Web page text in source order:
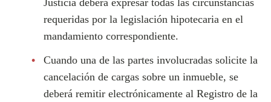
Justicia deberá expresar todas las circunstancias
requeridas por la legislación hipotecaria en el
mandamiento correspondiente.
Cuando una de las partes involucradas solicite la
cancelación de cargas sobre un inmueble, se
deberá remitir electrónicamente al Registro de la